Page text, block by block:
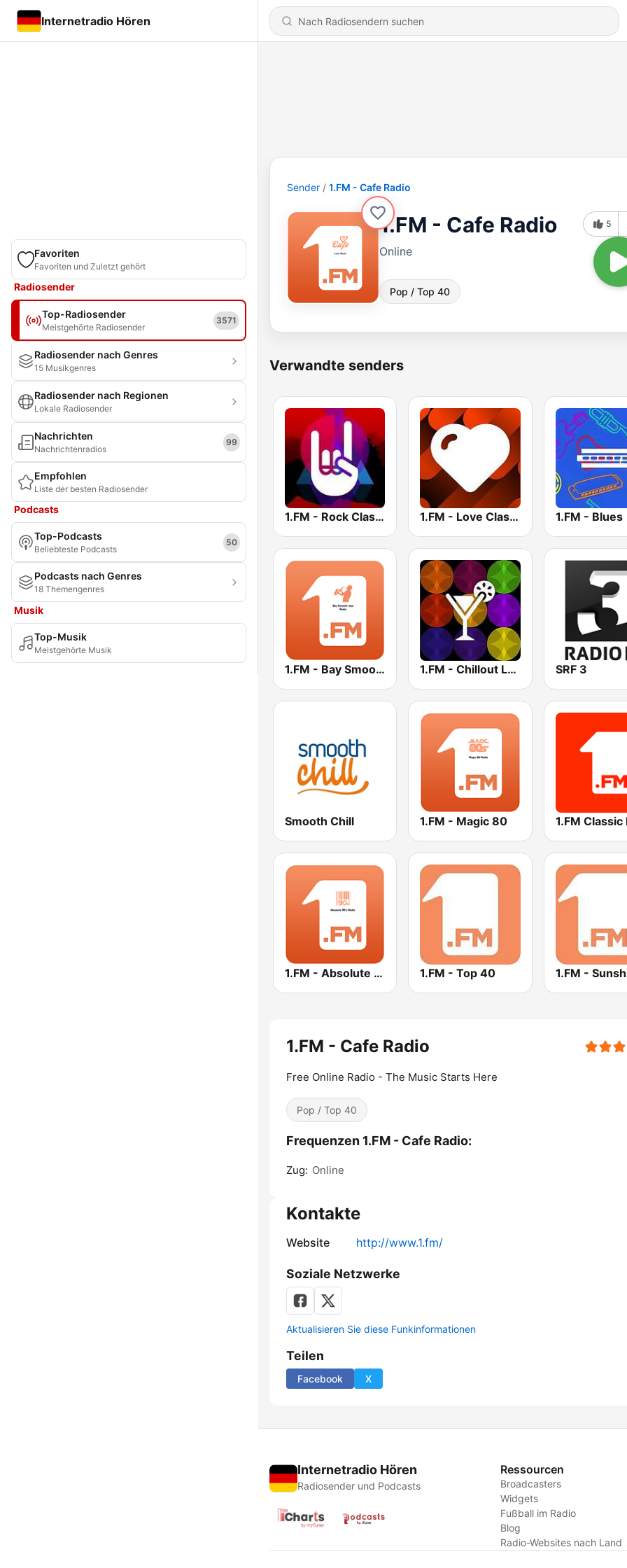
Internetradio Hören
Favoriten
Favoriten und Zuletzt gehört
Radiosender
Top-Radiosender
Meistgehörte Radiosender
3571
Radiosender nach Genres
15 Musikgenres
Radiosender nach Regionen
Lokale Radiosender
Nachrichten
Nachrichtenradios
99
Empfohlen
Liste der besten Radiosender
Podcasts
Top-Podcasts
Beliebteste Podcasts
50
Podcasts nach Genres
18 Themengenres
Musik
Top-Musik
Meistgehörte Musik
Sender 1.FM - Cafe Radio
1.FM - Cafe Radio
Online
Pop / Top 40
5
Verwandte senders
1.FM - Rock Classics 1.FM - Love Classics 1.FM - Blues
1.FM - Bay Smooth Jazz 1.FM - Chillout Lounge SRF 3
Smooth Chill 1.FM - Magic 80 1.FM Classic
1.FM - Absolute 90s 1.FM - Top 40 1.FM -
1.FM - Cafe Radio
Free Online Radio - The Music Starts Here
Pop / Top 40
Frequenzen 1.FM - Cafe Radio:
Zug: Online
Kontakte
Website http://www.1.fm/
Soziale Netzwerke
Aktualisieren Sie diese Funkinformationen
Teilen
Facebook X
Internetradio Hören
Radiosender und Podcasts
Ressourcen
Broadcasters
Widgets
Fußball im Radio
Blog
Radio-Websites nach Land